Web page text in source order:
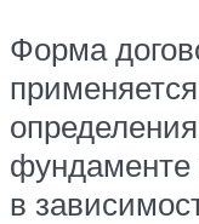
Форма
фундаменте
в